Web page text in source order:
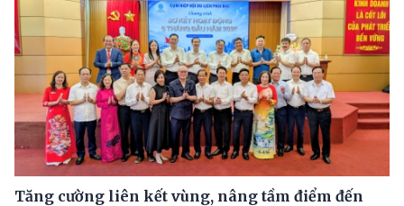
Tăng cường liên kết vùng, nâng tầm điểm đến